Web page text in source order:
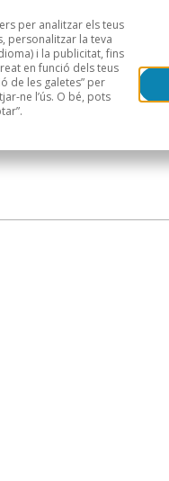
per analitzar els teus
personalitzar la teva
i la publicitat, fins
en funció dels teus
de les galetes” per
ne l’ús. O bé, pots